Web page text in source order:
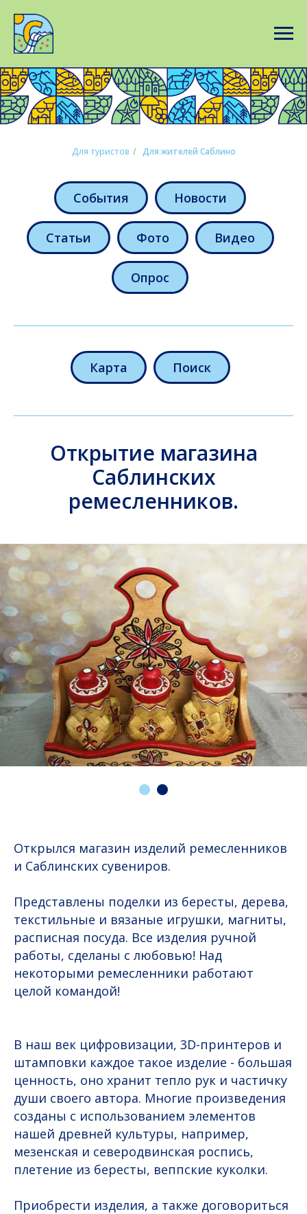
Для туристов / Для жителей Саблино
События Новости
Статьи Фото Видео
Опрос
Карта Поиск
Открытие магазина
Саблинских
ремесленников.
Открылся магазин изделий ремесленников
и Саблинских сувениров.
Представлены поделки из бересты, дерева,
текстильные и вязаные игрушки, магниты,
расписная посуда. Все изделия ручной
работы, сделаны с любовью! Над
некоторыми ремесленники работают
целой командой!
В наш век цифровизации, 3D-принтеров и
штамповки каждое такое изделие - большая
ценность, оно хранит тепло рук и частичку
души своего автора. Многие произведения
созданы с использованием элементов
нашей древней культуры, например,
мезенская и северодвинская роспись,
плетение из бересты, веппские куколки.
Приобрести изделия, а также договориться